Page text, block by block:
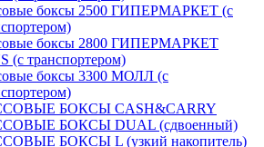
боксы 2500 ГИПЕРМАРКЕТ (с
боксы 2800 ГИПЕРМАРКЕТ
(с транспортером)
боксы 3300 МОЛЛ (с
БОКСЫ CASH&CARRY
БОКСЫ DUAL (сдвоенный)
БОКСЫ L (узкий накопитель)